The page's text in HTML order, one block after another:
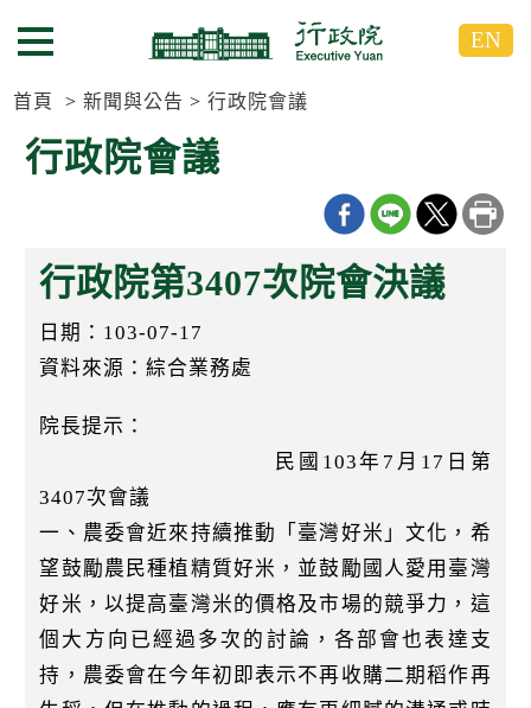
到
要
到
要
選單按鈕 EN
首頁 新聞與公告 行政院會議
行政院會議
行政院第3407次院會決議
日期：103-07-17
資料來源：綜合業務處
院長提示：
民國103年7月17日第
3407次會議
一、農委會近來持續推動「臺灣好米」文化，希
望鼓勵農民種植精質好米，並鼓勵國人愛用臺灣
好米，以提高臺灣米的價格及市場的競爭力，這
個大方向已經過多次的討論，各部會也表達支
持，農委會在今年初即表示不再收購二期稻作再